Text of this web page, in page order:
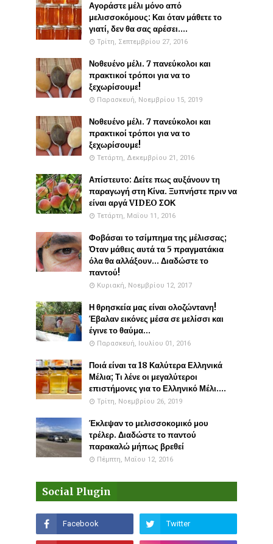
Αγοράστε μέλι μόνο από
μελισσοκόμους: Και όταν μάθετε το
γιατί, δεν θα σας αρέσει....
Τρίτη, Σεπτεμβρίου 27, 2016
Νοθευένο μέλι. 7 πανεύκολοι και
πρακτικοί τρόποι για να το
ξεχωρίσουμε!
Παρασκευή, Νοεμβρίου 15, 2019
Νοθευένο μέλι. 7 πανεύκολοι και
πρακτικοί τρόποι για να το
ξεχωρίσουμε!
Τετάρτη, Δεκεμβρίου 21, 2016
Απίστευτο: Δείτε πως αυξάνουν τη
παραγωγή στη Κίνα. Ξυπνήστε πριν να
είναι αργά VIDEO ΣΟΚ
Τετάρτη, Μαΐου 11, 2016
Φοβάσαι το τσίμπημα της μέλισσας;
Όταν μάθεις αυτά τα 5 πραγματάκια
όλα θα αλλάξουν... Διαδώστε το
παντού!
Κυριακή, Νοεμβρίου 12, 2017
Η θρησκεία μας είναι ολοζώντανη!
Έβαλαν εικόνες μέσα σε μελίσσι και
έγινε το θαύμα...
Παρασκευή, Ιουλίου 01, 2016
Ποιά είναι τα 18 Καλύτερα Ελληνικά
Μέλια; Τι λένε οι μεγαλύτεροι
επιστήμονες για το Ελληνικό Μέλι....
Τρίτη, Νοεμβρίου 26, 2019
Έκλεψαν το μελισσοκομικό μου
τρέλερ. Διαδώστε το παντού
παρακαλώ μήπως βρεθεί
Πέμπτη, Μαΐου 12, 2016
Social Plugin